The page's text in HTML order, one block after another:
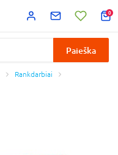
0
Paieška
Rankdarbiai